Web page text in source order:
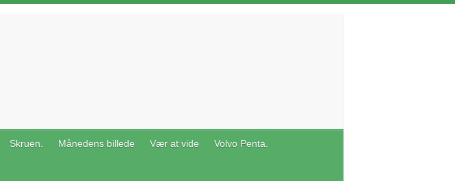
Skruen. Månedens billede Vær at vide Volvo Penta.